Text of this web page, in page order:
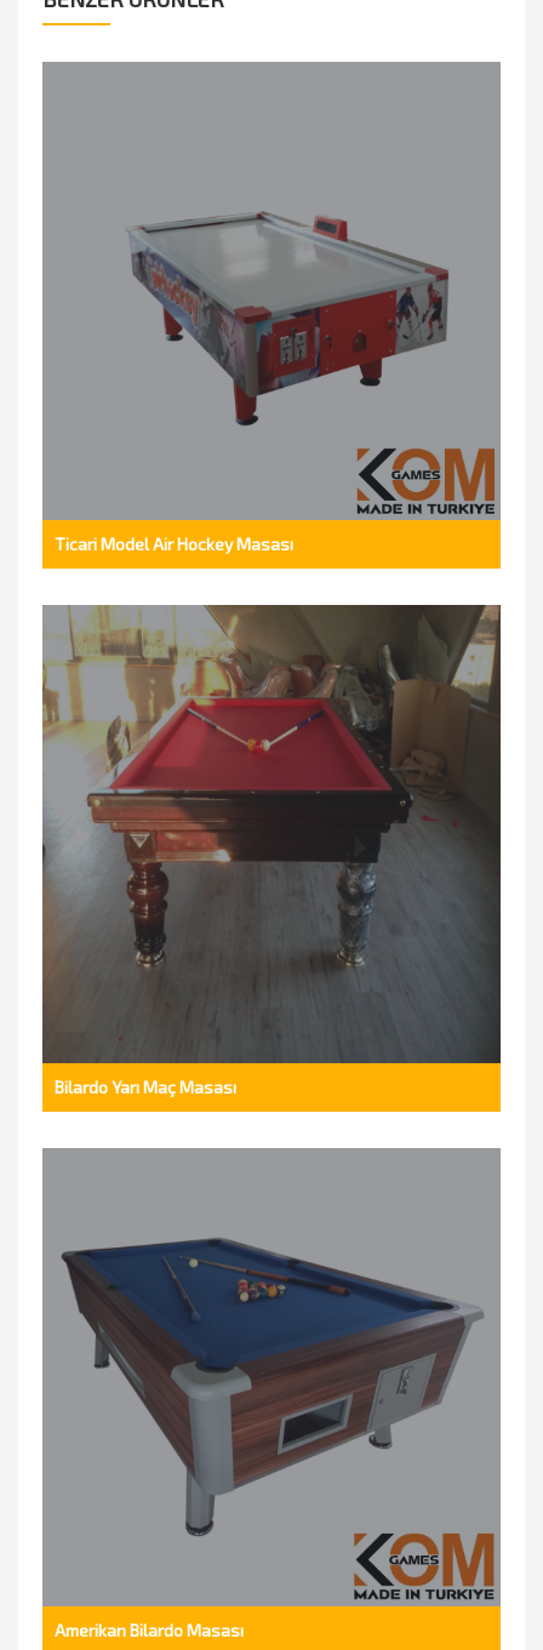
Ticari Model Air Hockey Masası
Bilardo Yarı Maç Masası
Amerikan Bilardo Masası